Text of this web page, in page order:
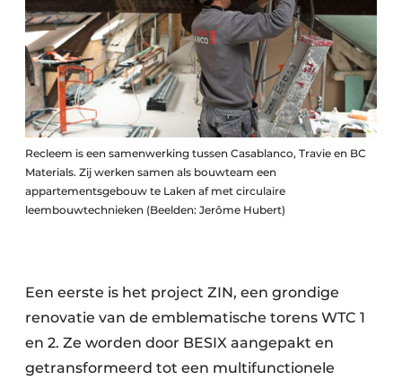
Zeven & Brekers
Bedrijfsafval
Bouw & Sloopafval
Elektronisch Afval
Kunststofafval
Medisch afval
Recleem is een samenwerking tussen Casablanco, Travie en BC
Materials. Zij werken samen als bouwteam een
appartementsgebouw te Laken af met circulaire
leembouwtechnieken (Beelden: Jerôme Hubert)
Een eerste is het project ZIN, een grondige
renovatie van de emblematische torens WTC 1
en 2. Ze worden door BESIX aangepakt en
getransformeerd tot een multifunctionele